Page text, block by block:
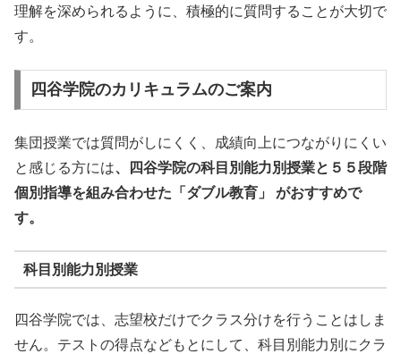
理解を深められるように、積極的に質問することが大切で
す。
四谷学院のカリキュラムのご案内
集団授業では質問がしにくく、成績向上につながりにくい
と感じる方には、四谷学院の科目別能力別授業と５５段階
個別指導を組み合わせた「ダブル教育」 がおすすめで
す。
科目別能力別授業
四谷学院では、志望校だけでクラス分けを行うことはしま
せん。テストの得点などもとにして、科目別能力別にクラ